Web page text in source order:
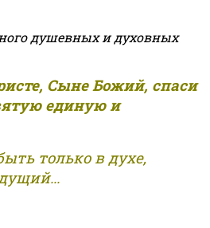
душевных и духовных
Сыне Божий, спаси
единую и
только в духе,